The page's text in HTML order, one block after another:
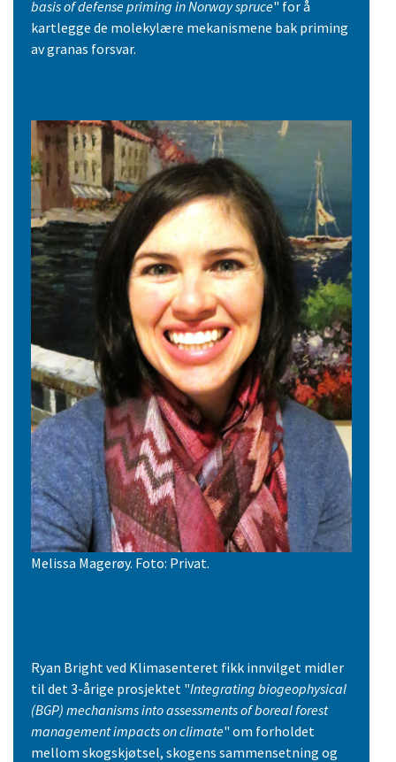
basis of defense priming in Norway spruce" for å
kartlegge de molekylære mekanismene bak priming
av granas forsvar.
Melissa Magerøy. Foto: Privat.
Ryan Bright ved Klimasenteret fikk innvilget midler
til det 3-årige prosjektet "Integrating biogeophysical
(BGP) mechanisms into assessments of boreal forest
management impacts on climate" om forholdet
mellom skogskjøtsel, skogens sammensetning og